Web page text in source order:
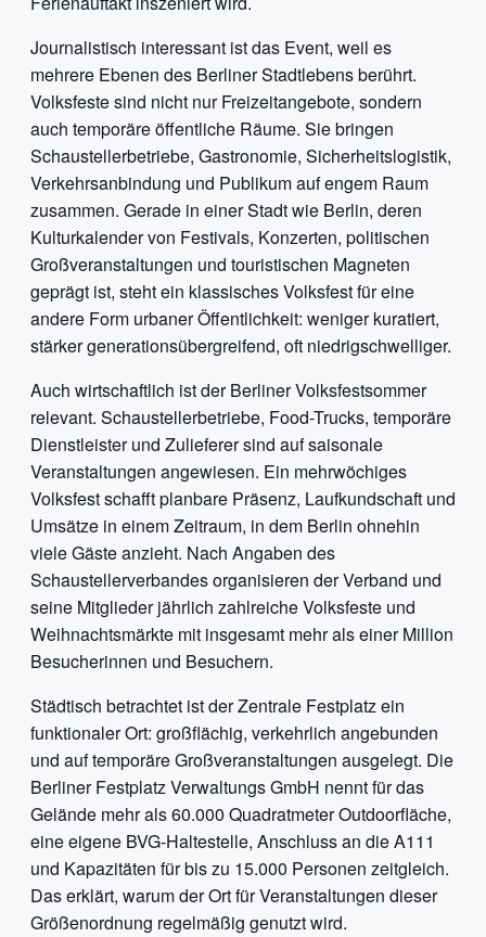
Journalistisch interessant ist das Event, weil es
mehrere Ebenen des Berliner Stadtlebens berührt.
Volksfeste sind nicht nur Freizeitangebote, sondern
auch temporäre öffentliche Räume. Sie bringen
Schaustellerbetriebe, Gastronomie, Sicherheitslogistik,
Verkehrsanbindung und Publikum auf engem Raum
zusammen. Gerade in einer Stadt wie Berlin, deren
Kulturkalender von Festivals, Konzerten, politischen
Großveranstaltungen und touristischen Magneten
geprägt ist, steht ein klassisches Volksfest für eine
andere Form urbaner Öffentlichkeit: weniger kuratiert,
stärker generationsübergreifend, oft niedrigschwelliger.
Auch wirtschaftlich ist der Berliner Volksfestsommer
relevant. Schaustellerbetriebe, Food-Trucks, temporäre
Dienstleister und Zulieferer sind auf saisonale
Veranstaltungen angewiesen. Ein mehrwöchiges
Volksfest schafft planbare Präsenz, Laufkundschaft und
Umsätze in einem Zeitraum, in dem Berlin ohnehin
viele Gäste anzieht. Nach Angaben des
Schaustellerverbandes organisieren der Verband und
seine Mitglieder jährlich zahlreiche Volksfeste und
Weihnachtsmärkte mit insgesamt mehr als einer Million
Besucherinnen und Besuchern.
Städtisch betrachtet ist der Zentrale Festplatz ein
funktionaler Ort: großflächig, verkehrlich angebunden
und auf temporäre Großveranstaltungen ausgelegt. Die
Berliner Festplatz Verwaltungs GmbH nennt für das
Gelände mehr als 60.000 Quadratmeter Outdoorfläche,
eine eigene BVG-Haltestelle, Anschluss an die A111
und Kapazitäten für bis zu 15.000 Personen zeitgleich.
Das erklärt, warum der Ort für Veranstaltungen dieser
Größenordnung regelmäßig genutzt wird.